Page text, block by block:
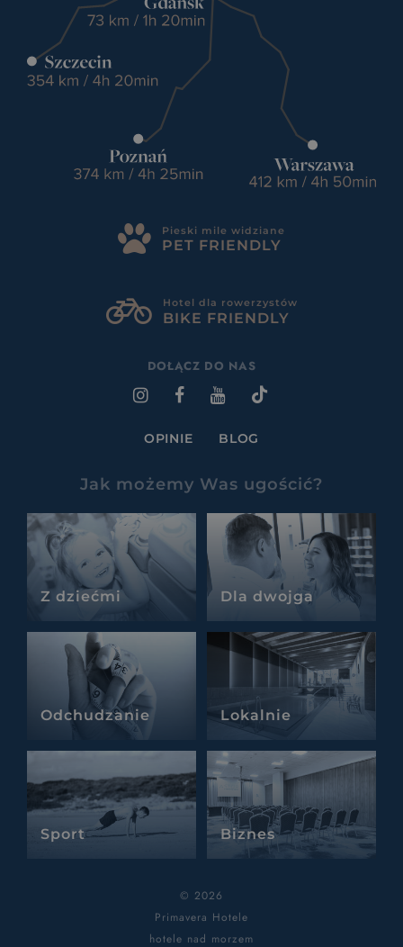
Pieski mile widziane
PET FRIENDLY
Hotel dla rowerzystów
BIKE FRIENDLY
DOŁĄCZ DO NAS
OPINIE BLOG
Jak możemy Was ugościć?
Z dziećmi Dla dwojga
Odchudzanie Lokalnie
Sport Biznes
© 2026
Primavera Hotele
hotele nad morzem